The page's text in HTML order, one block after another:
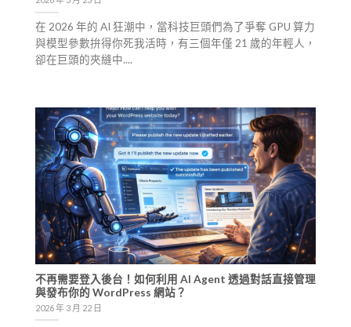
在 2026 年的 AI 狂潮中，當科技巨頭們為了爭奪 GPU 算力
與模型參數拚得你死我活時，有三個年僅 21 歲的年輕人，
卻在巨頭的夾縫中....
不再需要登入後台！如何利用 AI Agent 透過對話直接管理
與發布你的 WordPress 網站？
2026 年 3 月 22 日